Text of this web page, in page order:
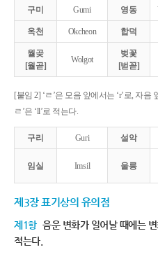
구미 Gumi 영동
옥천 Okcheon 합덕
월곶
[월곧]
Wolgot
벚꽃
[벋꼳]
[붙임 2] ‘ㄹ’은 모음 앞에서는 ‘r’로, 자음
ㄹ’은 ‘ll’로 적는다.
구리 Guri 설악
임실 Imsil 울릉
제3장 표기상의 유의점
제1항 음운 변화가 일어날 때에는
적는다.